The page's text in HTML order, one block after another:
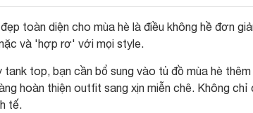
toàn diện cho mùa hè là điều không hề đơn
và 'hợp rơ' với mọi style.
top, bạn cần bổ sung vào tủ đồ mùa hè
hoàn thiện outfit sang xịn miễn chê. Không
tế.